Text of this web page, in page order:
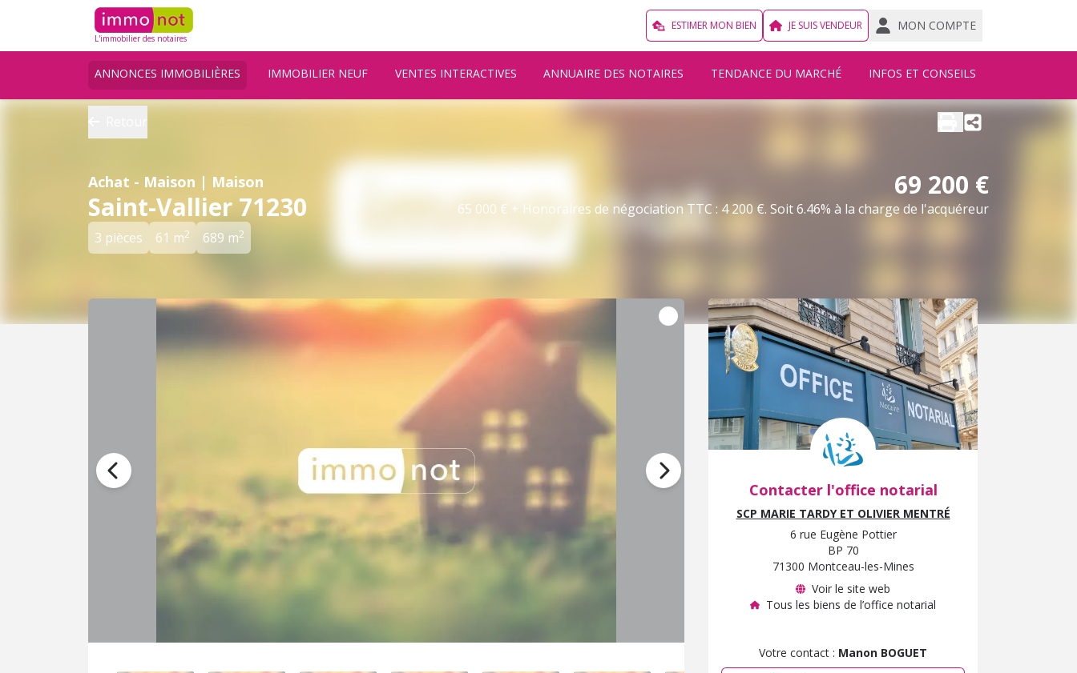
L'immobilier des notaires
ESTIMER MON BIEN JE SUIS VENDEUR MON COMPTE
ANNONCES IMMOBILIÈRES IMMOBILIER NEUF VENTES INTERACTIVES ANNUAIRE DES NOTAIRES TENDANCE DU MARCHÉ INFOS ET CONSEILS
Achat - Maison | Maison
Saint-Vallier 71230
3 pièces 61 m2 689 m2
69 200 €
65 000 € + Honoraires de négociation TTC : 4 200 €. Soit 6.46% à la charge de l'acquéreur
Contacter l'office notarial
SCP MARIE TARDY ET OLIVIER MENTRÉ
6 rue Eugène Pottier
BP 70
71300 Montceau-les-Mines
Voir le site web
Tous les biens de l’office notarial
Votre contact : Manon BOGUET